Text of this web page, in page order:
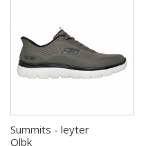
Summits - leyter
Olbk